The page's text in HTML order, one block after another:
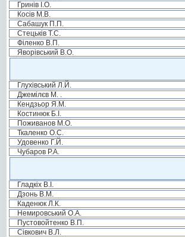
Гринів І.О.
Косів М.В.
Сабашук П.П.
Стецьків Т.С.
Філенко В.П.
Яворівський В.О.
Глухівський Л.Й.
Джемілєв М. .
Кендзьор Я.М.
Костинюк Б.І.
Поживанов М.О.
Ткаленко О.С.
Удовенко Г.Й.
Чубаров Р.А.
Гладкіх В.І.
Дзонь В.М.
Каденюк Л.К.
Немировський О.А.
Пустовойтенко В.П.
Сівкович В.Л.